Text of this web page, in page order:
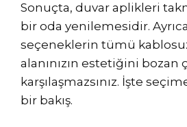
Sonuçta, duvar aplikleri
bir oda yenilemesidir.
seçeneklerin tümü
alanınızın estetiğini bozan
karşılaşmazsınız. İşte
bir bakış.